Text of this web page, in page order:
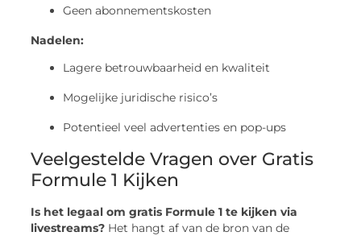
Geen abonnementskosten
Nadelen:
Lagere betrouwbaarheid en kwaliteit
Mogelijke juridische risico’s
Potentieel veel advertenties en pop-ups
Veelgestelde Vragen over Gratis
Formule 1 Kijken
Is het legaal om gratis Formule 1 te kijken via
livestreams? Het hangt af van de bron van de